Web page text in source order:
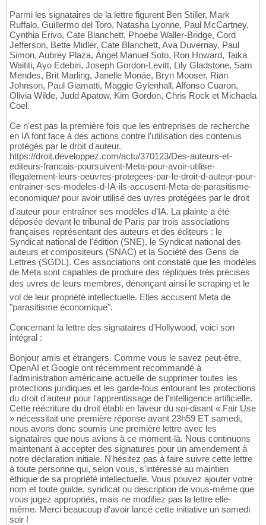
Parmi les signataires de la lettre figurent Ben Stiller, Mark
Ruffalo, Guillermo del Toro, Natasha Lyonne, Paul McCartney,
Cynthia Erivo, Cate Blanchett, Phoebe Waller-Bridge, Cord
Jefferson, Bette Midler, Cate Blanchett, Ava Duvernay, Paul
Simon, Aubrey Plaza, Ángel Manuel Soto, Ron Howard, Taika
Waititi, Ayo Edebiri, Joseph Gordon-Levitt, Lily Gladstone, Sam
Mendes, Brit Marling, Janelle Monáe, Bryn Mooser, Rian
Johnson, Paul Giamatti, Maggie Gylenhall, Alfonso Cuaron,
Olivia Wilde, Judd Apatow, Kim Gordon, Chris Rock et Michaela
Coel.
Ce n'est pas la première fois que les entreprises de recherche
en IA font face à des actions contre l'utilisation des contenus
protégés par le droit d'auteur.
https://droit.developpez.com/actu/370123/Des-auteurs-et-
editeurs-francais-poursuivent-Meta-pour-avoir-utilise-
illegalement-leurs-oeuvres-protegees-par-le-droit-d-auteur-pour-
entrainer-ses-modeles-d-IA-ils-accusent-Meta-de-parasitisme-
economique/ pour avoir utilisé des uvres protégées par le droit
d'auteur pour entraîner ses modèles d'IA. La plainte a été
déposée devant le tribunal de Paris par trois associations
françaises représentant des auteurs et des éditeurs : le
Syndicat national de l'édition (SNE), le Syndicat national des
auteurs et compositeurs (SNAC) et la Société des Gens de
Lettres (SGDL). Ces associations ont constaté que les modèles
de Meta sont capables de produire des répliques très précises
des uvres de leurs membres, dénonçant ainsi le scraping et le
vol de leur propriété intellectuelle. Elles accusent Meta de
"parasitisme économique".
Concernant la lettre des signataires d'Hollywood, voici son
intégral :
Bonjour amis et étrangers. Comme vous le savez peut-être,
OpenAI et Google ont récemment recommandé à
l'administration américaine actuelle de supprimer toutes les
protections juridiques et les garde-fous entourant les protections
du droit d'auteur pour l'apprentissage de l'intelligence artificielle.
Cette réécriture du droit établi en faveur du soi-disant « Fair Use
» nécessitait une première réponse avant 23h59 ET samedi,
nous avons donc soumis une première lettre avec les
signataires que nous avions à ce moment-là. Nous continuons
maintenant à accepter des signatures pour un amendement à
notre déclaration initiale. N'hésitez pas à faire suivre cette lettre
à toute personne qui, selon vous, s'intéresse au maintien
éthique de sa propriété intellectuelle. Vous pouvez ajouter votre
nom et toute guilde, syndicat ou description de vous-même que
vous jugez appropriés, mais ne modifiez pas la lettre elle-
même. Merci beaucoup d'avoir lancé cette initiative un samedi
soir !